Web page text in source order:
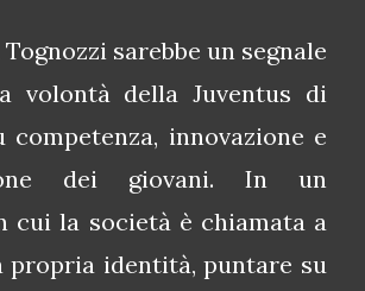
sarebbe un segnale
volontà della Juventus di
competenza, innovazione e
dei giovani. In un
cui la società è chiamata a
propria identità, puntare su